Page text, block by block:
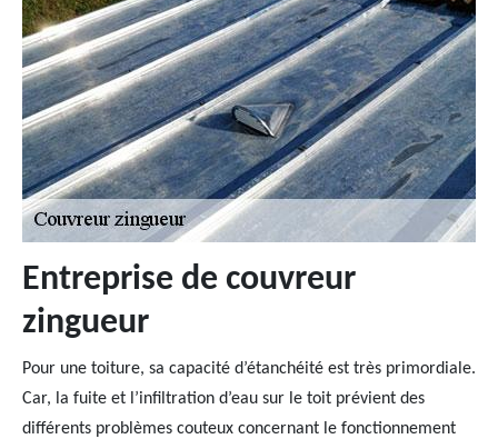
Entreprise de couvreur
zingueur
Pour une toiture, sa capacité d’étanchéité est très primordiale.
Car, la fuite et l’infiltration d’eau sur le toit prévient des
différents problèmes couteux concernant le fonctionnement